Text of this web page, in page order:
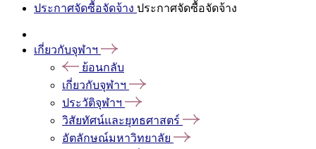
ประกาศจัดซื้อจัดจ้าง ประกาศจัดซื้อจัดจ้าง
เกี่ยวกับจุฬาฯ
ย้อนกลับ
เกี่ยวกับจุฬาฯ
ประวัติจุฬาฯ
วิสัยทัศน์และยุทธศาสตร์
อัตลักษณ์มหาวิทยาลัย